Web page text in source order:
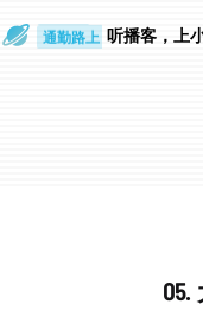
通勤路上 听播客，上
05.